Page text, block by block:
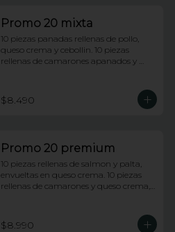
Promo 20 mixta
10 piezas panadas rellenas de pollo,
queso crema y cebollin. 10 piezas
rellenas de camarones apanados y
$8.490
Promo 20 premium
10 piezas rellenas de salmon y palta,
envueltas en queso crema. 10 piezas
rellenas de camarones y queso crema,
$8.990